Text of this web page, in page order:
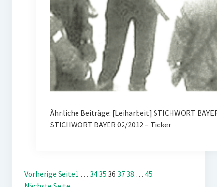
Ähnliche Beiträge: [Leiharbeit] STICHWORT
STICHWORT BAYER 02/2012 – Ticker
Vorherige Seite1 … 3435 36 3738 … 45